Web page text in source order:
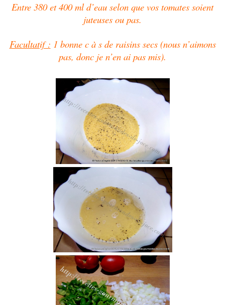
Entre 380 et 400 ml d’eau selon que vos tomates soient
juteuses ou pas.
Facultatif : 1 bonne c à s de raisins secs (nous n’aimons
pas, donc je n’en ai pas mis).